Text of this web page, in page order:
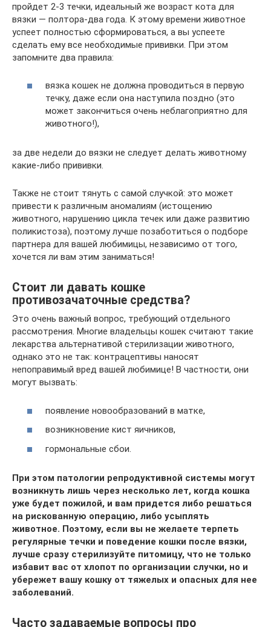
пройдет 2-3 течки, идеальный же возраст кота для
вязки — полтора-два года. К этому времени животное
успеет полностью сформироваться, а вы успеете
сделать ему все необходимые прививки. При этом
запомните два правила:
вязка кошек не должна проводиться в первую
течку, даже если она наступила поздно (это
может закончиться очень неблагоприятно для
животного!),
за две недели до вязки не следует делать животному
какие-либо прививки.
Также не стоит тянуть с самой случкой: это может
привести к различным аномалиям (истощению
животного, нарушению цикла течек или даже развитию
поликистоза), поэтому лучше позаботиться о подборе
партнера для вашей любимицы, независимо от того,
хочется ли вам этим заниматься!
Стоит ли давать кошке
противозачаточные средства?
Это очень важный вопрос, требующий отдельного
рассмотрения. Многие владельцы кошек считают такие
лекарства альтернативой стерилизации животного,
однако это не так: контрацептивы наносят
непоправимый вред вашей любимице! В частности, они
могут вызвать:
появление новообразований в матке,
возникновение кист яичников,
гормональные сбои.
При этом патологии репродуктивной системы могут
возникнуть лишь через несколько лет, когда кошка
уже будет пожилой, и вам придется либо решаться
на рискованную операцию, либо усыплять
животное. Поэтому, если вы не желаете терпеть
регулярные течки и поведение кошки после вязки,
лучше сразу стерилизуйте питомицу, что не только
избавит вас от хлопот по организации случки, но и
убережет вашу кошку от тяжелых и опасных для нее
заболеваний.
Часто задаваемые вопросы про